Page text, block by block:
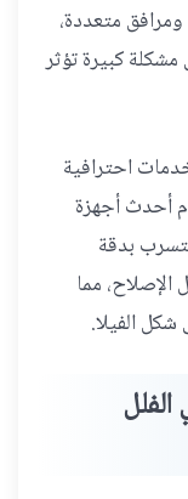
متعددة،
كبيرة تؤثر
احترافية
أحدث أجهزة
بدقة
مما
الفيلا.